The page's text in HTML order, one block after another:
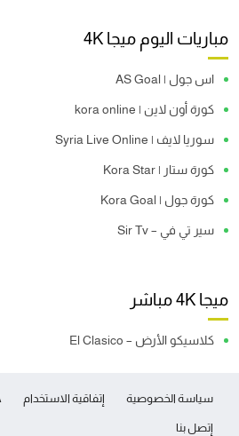
مباريات اليوم ميجا 4K
اس جول | AS Goal
كورة أون لاين | kora online
سوريا لايف | Syria Live Online
كورة ستار | Kora Star
كورة جول | Kora Goal
سير تي في – Sir Tv
ميجا 4K مباشر
كلاسيكو الأرض – El Clasico
سياسة الخصوصية إتفاقية الاستخدام
إتصل بنا